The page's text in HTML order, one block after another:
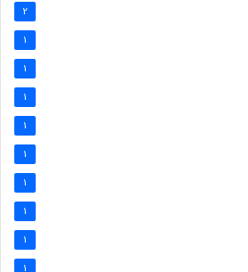
2
1
1
1
1
1
1
1
1
1